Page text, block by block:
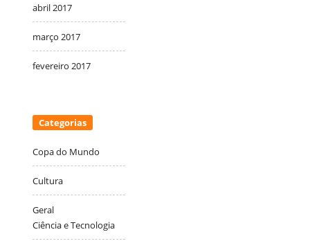
abril 2017
março 2017
fevereiro 2017
Categorias
Copa do Mundo
Cultura
Geral
Ciência e Tecnologia